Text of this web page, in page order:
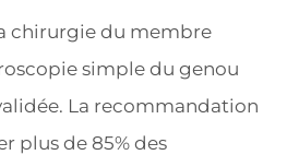
chirurgie du membre
simple du genou
La recommandation
plus de 85% des